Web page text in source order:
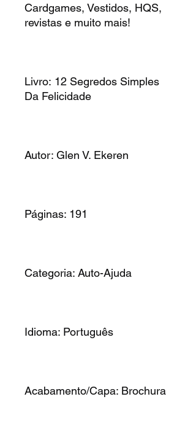
Cardgames, Vestidos, HQS,
revistas e muito mais!
Livro: 12 Segredos Simples
Da Felicidade
Autor: Glen V. Ekeren
Páginas: 191
Categoria: Auto-Ajuda
Idioma: Português
Acabamento/Capa: Brochura